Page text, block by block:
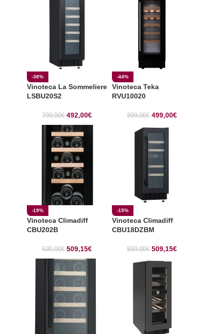
-38%
Vinoteca La Sommeliere
LSBU20S2
799,00€ 492,00€
-44%
Vinoteca Teka
RVU10020
899,00€ 499,00€
-19%
Vinoteca Climadiff
CBU202B
630,00€ 509,15€
-15%
Vinoteca Climadiff
CBU18DZBM
599,00€ 509,15€